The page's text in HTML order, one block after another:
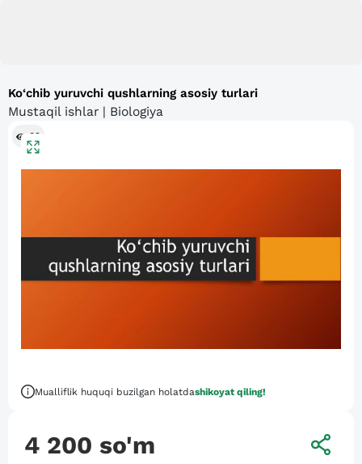
Ko‘chib yuruvchi qushlarning asosiy turlari
Mustaqil ishlar | Biologiya
89
Mualliflik huquqi buzilgan holatdashikoyat qiling!
4 200 so'm